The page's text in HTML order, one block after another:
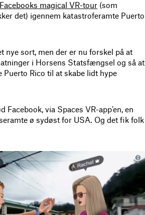
Facebooks magical VR-tour (som
det) igennem katastroferamte Puerto
nye sort, men der er nu forskel på at
i Horsens Statsfængsel og så at
Puerto Rico til at skabe lidt hype
Facebook, via Spaces VR-app’en, en
ø sydøst for USA. Og det fik folk